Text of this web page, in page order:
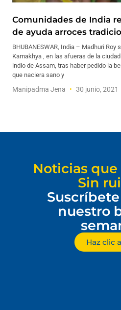
Comunidades de India
de ayuda arroces
BHUBANESWAR, India – Madhuri
Kamakhya , en las afueras de la
indio de Assam, tras haber pedido la
que naciera sano y
Manipadma Jena 30 junio, 2021
Noticias
Sin
nuestro
Haz clic